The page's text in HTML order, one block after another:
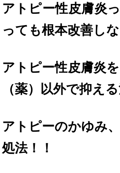
アトピー性皮膚炎
っても根本改善し
アトピー性皮膚炎
（薬）以外で抑え
アトピーのかゆみ
処法！！